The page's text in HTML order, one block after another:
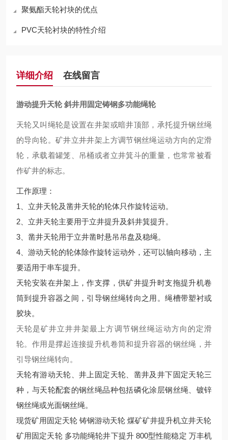
聚氨酯天轮衬块的优点
PVC天轮衬块的特性介绍
详细介绍 在线留言
游动提升天轮 斜井用固定铸钢多功能绳轮
天轮又叫绳轮是设置在井架或暗井顶部，承托提升钢丝绳
的导向轮。矿井立井井架上方调节钢丝绳运动方向的定滑
轮，承载着罐笼、吊桶或者立井箕斗的重量，也常常被看
作矿井的标志。
工作原理：
1、立井天轮及凿井天轮的轮体只作旋转运动。
2、立井天轮主要用于立井提升及斜井箕提升。
3、凿井天轮用于立井凿时悬吊吊盘及稳绳。
4、游动天轮的轮体除作旋转运动外，还可以轴向移动，主
要适用于串车提升。
天轮安装在井架上，作支撑，供矿井提升时支拖提升机卷
筒到提升容器之间，引导钢丝绳转向之用。绳槽带塑衬或
胶块。
天轮是矿井立井井架最上方调节钢丝绳运动方向的定滑
轮。作用是撑起连接提升机卷筒和提升容器的钢丝绳，并
引导钢丝绳转向。
天轮有游动天轮、井上固定天轮、凿井及井下固定天轮三
种，与天轮配套的钢丝绳品种包括磷化涂层钢丝绳、镀锌
钢丝绳或光面钢丝绳。
现货矿用固定天轮 铸钢游动天轮 煤矿矿井提升机立井天轮
矿用固定天轮 多功能绳轮井下提升 800型性能稳定 万丰机